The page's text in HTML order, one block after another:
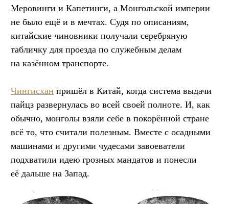
Меровинги и Капетинги, а Монгольской империи
не было ещё и в мечтах. Судя по описаниям,
китайские чиновники получали серебряную
табличку для проезда по служебным делам
на казённом транспорте.
Чингисхан пришёл в Китай, когда система выдачи
пайцз развернулась во всей своей полноте. И, как
обычно, монголы взяли себе в покорённой стране
всё то, что считали полезным. Вместе с осадными
машинами и другими чудесами завоеватели
подхватили идею грозных мандатов и понесли
её дальше на Запад.